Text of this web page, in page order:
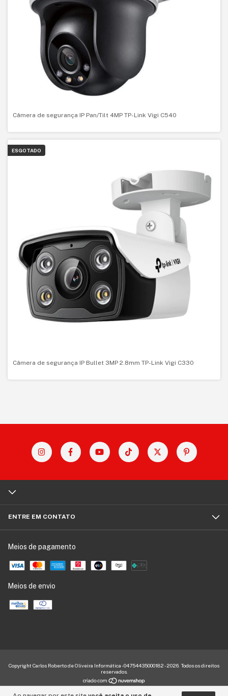
Câmera de segurança IP Pan/Tilt 4MP TP-Link Vigi C540
ESGOTADO
Câmera de segurança IP Bullet 3MP 2.8mm TP-Link Vigi C330
ENTRE EM CONTATO
Meios de pagamento
Meios de envio
Copyright Carlos Roberto de Oliveira Informática - 04754435000182 - 2026. Todos os direitos
reservados.